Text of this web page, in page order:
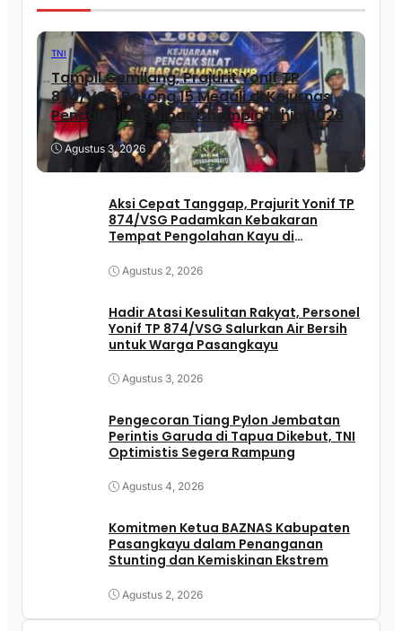
TNI
Tampil Gemilang, Prajurit Yonif TP
874/VSG Borong 15 Medali di Kejurnas
Pencak Silat Sulbar Championship 2026
Agustus 3, 2026
Aksi Cepat Tanggap, Prajurit Yonif TP
874/VSG Padamkan Kebakaran
Tempat Pengolahan Kayu di
Agustus 2, 2026
Hadir Atasi Kesulitan Rakyat, Personel
Yonif TP 874/VSG Salurkan Air Bersih
untuk Warga Pasangkayu
Agustus 3, 2026
Pengecoran Tiang Pylon Jembatan
Perintis Garuda di Tapua Dikebut, TNI
Optimistis Segera Rampung
Agustus 4, 2026
Komitmen Ketua BAZNAS Kabupaten
Pasangkayu dalam Penanganan
Stunting dan Kemiskinan Ekstrem
Agustus 2, 2026